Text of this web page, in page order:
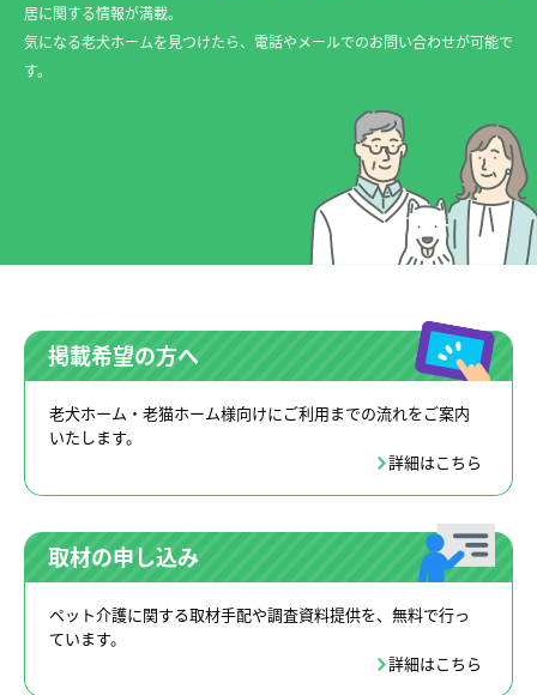
居に関する情報が満載。
気になる老犬ホームを見つけたら、電話やメールでのお問い合わせが可能で
す。
掲載希望の方へ
老犬ホーム・老猫ホーム様向けにご利用までの流れをご案内
いたします。
詳細はこちら
取材の申し込み
ペット介護に関する取材手配や調査資料提供を、無料で行っ
ています。
詳細はこちら